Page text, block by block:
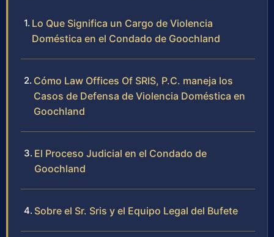
Lo Que Significa un Cargo de Violencia
Doméstica en el Condado de Goochland
Cómo Law Offices Of SRIS, P.C. maneja los
Casos de Defensa de Violencia Doméstica en
Goochland
El Proceso Judicial en el Condado de
Goochland
Sobre el Sr. Sris y el Equipo Legal del Bufete